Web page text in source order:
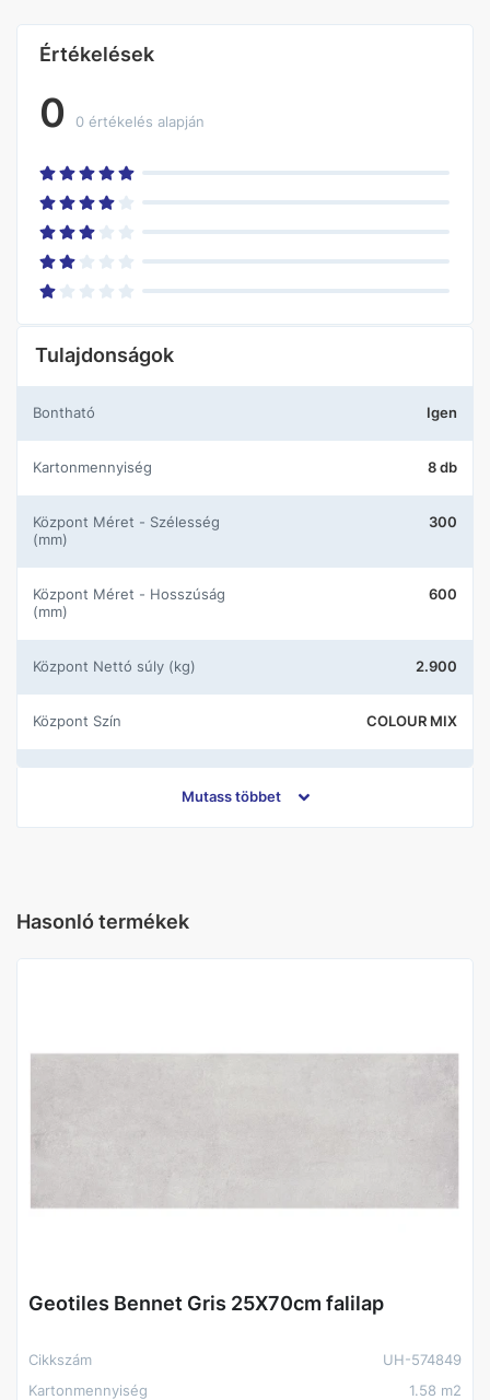
Értékelések
0 0 értékelés alapján
Tulajdonságok
Bontható Igen
Kartonmennyiség 8 db
központ Méret - Szélesség
(mm)
300
központ Méret - Hosszúság
(mm)
600
központ Nettó súly (kg) 2.900
központ Szín COLOUR MIX
központ Katalógus kód I---300X600-1-FIOR.CUDEC
Gyártó Paradyz
Mutass többet
Hasonló termékek
Geotiles Bennet Gris 25X70cm falilap
Cikkszám
UH-574849
Kartonmennyiség
1.58 m2